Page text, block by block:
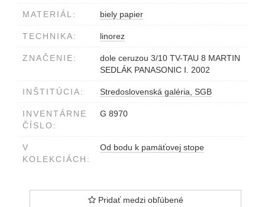
MATERIÁL: biely papier
TECHNIKA: linorez
ZNAČENIE:
dole ceruzou 3/10 TV-TAU 8 MARTIN
SEDLÁK PANASONIC I. 2002
INŠTITÚCIA: Stredoslovenská galéria, SGB
INVENTÁRNE
ČÍSLO:
G 8970
V
KOLEKCIÁCH:
Od bodu k pamäťovej stope
Pridať medzi obľúbené